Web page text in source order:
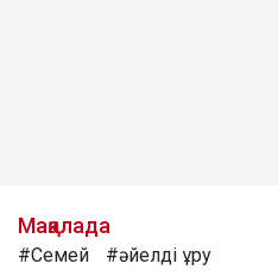
Мақалада
#Семей #әйелді ұру